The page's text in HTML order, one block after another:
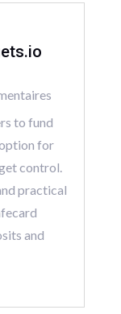
to fund
for
control.
practical
and